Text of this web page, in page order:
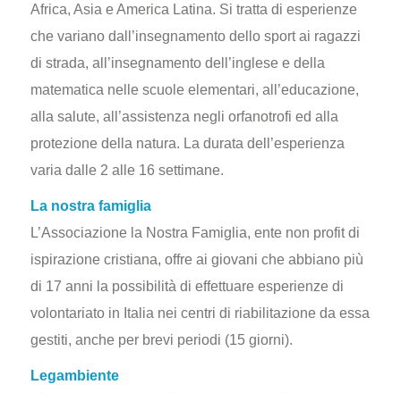
Africa, Asia e America Latina. Si tratta di esperienze
che variano dall’insegnamento dello sport ai ragazzi
di strada, all’insegnamento dell’inglese e della
matematica nelle scuole elementari, all’educazione,
alla salute, all’assistenza negli orfanotrofi ed alla
protezione della natura. La durata dell’esperienza
varia dalle 2 alle 16 settimane.
La nostra famiglia
L’Associazione la Nostra Famiglia, ente non profit di
ispirazione cristiana, offre ai giovani che abbiano più
di 17 anni la possibilità di effettuare esperienze di
volontariato in Italia nei centri di riabilitazione da essa
gestiti, anche per brevi periodi (15 giorni).
Legambiente